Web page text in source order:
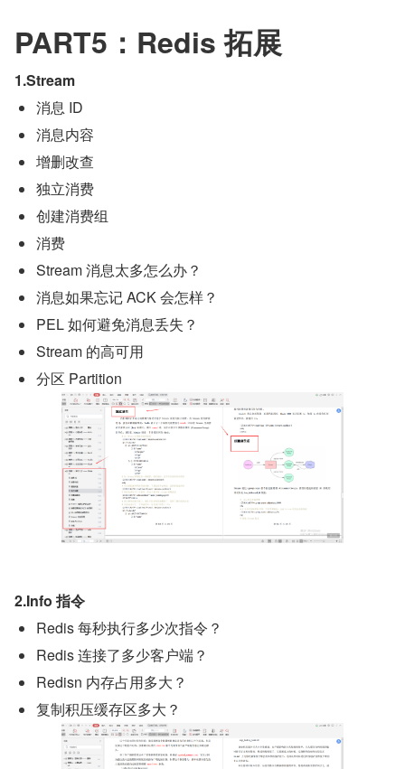
PART5：Redis 拓展
1.Stream
消息 ID
消息内容
增删改查
独立消费
创建消费组
消费
Stream 消息太多怎么办？
消息如果忘记 ACK 会怎样？
PEL 如何避免消息丢失？
Stream 的高可用
分区 Partition
2.Info 指令
Redis 每秒执行多少次指令？
Redis 连接了多少客户端？
Redisn 内存占用多大？
复制积压缓存区多大？